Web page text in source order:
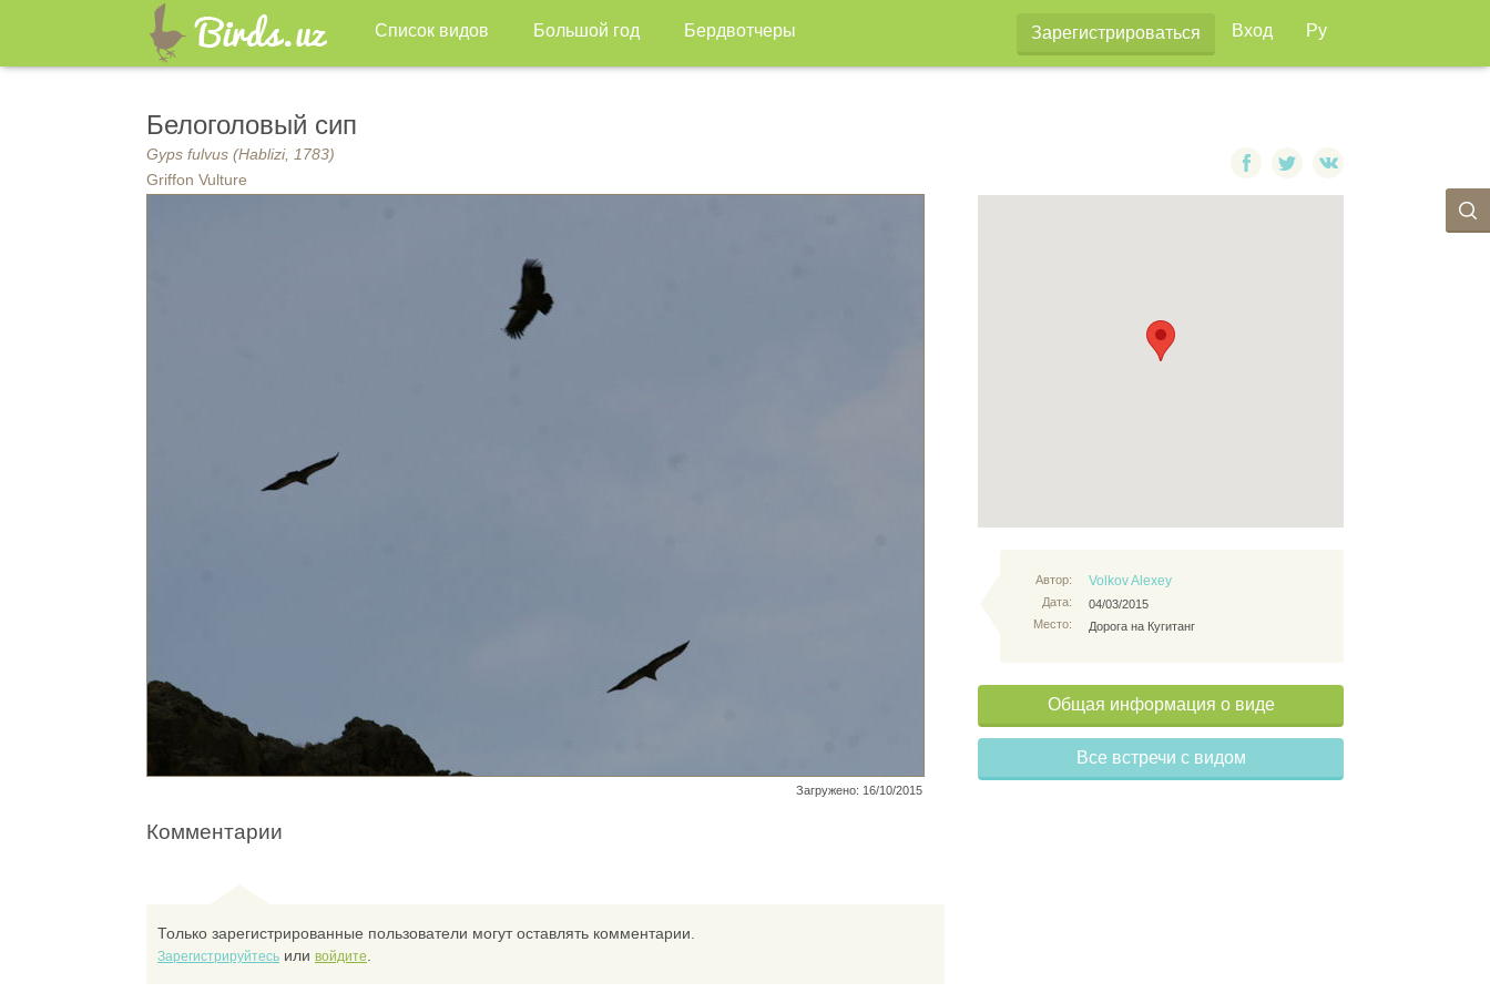
Список видов Большой год Бердвотчеры Зарегистрироваться Вход Ру
Белоголовый сип
Gyps fulvus (Hablizi, 1783)
Griffon Vulture
Загружено: 16/10/2015
Автор:
Дата:
Место:
Volkov Alexey
04/03/2015
Дорога на Кугитанг
Общая информация о виде
Все встречи с видом
Комментарии
Только зарегистрированные пользователи могут оставлять комментарии.
Зарегистрируйтесь или войдите